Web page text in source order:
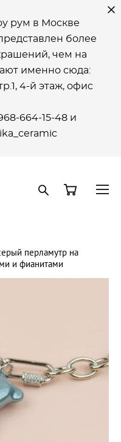
рум в Москве
более
чем на
именно сюда:
4-й этаж, офиc
664-15-48 и
перламутр на
и фианитами